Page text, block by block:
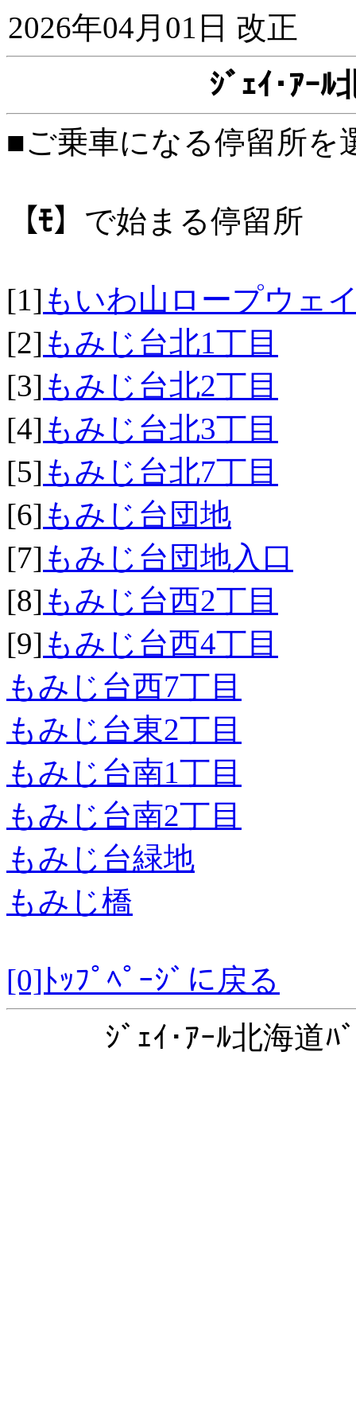
2026年04月01日 改正
ｼﾞｪｲ･ｱｰﾙ
■ご乗車になる停留所を
【ﾓ】 で始まる停留所
[1] もいわ山ロープウェ
[2] もみじ台北1丁目
[3] もみじ台北2丁目
[4] もみじ台北3丁目
[5] もみじ台北7丁目
[6] もみじ台団地
[7] もみじ台団地入口
[8] もみじ台西2丁目
[9] もみじ台西4丁目
もみじ台西7丁目
もみじ台東2丁目
もみじ台南1丁目
もみじ台南2丁目
もみじ台緑地
もみじ橋
[0]ﾄｯﾌﾟﾍﾟｰｼﾞに戻る
ｼﾞｪｲ･ｱｰﾙ北海道